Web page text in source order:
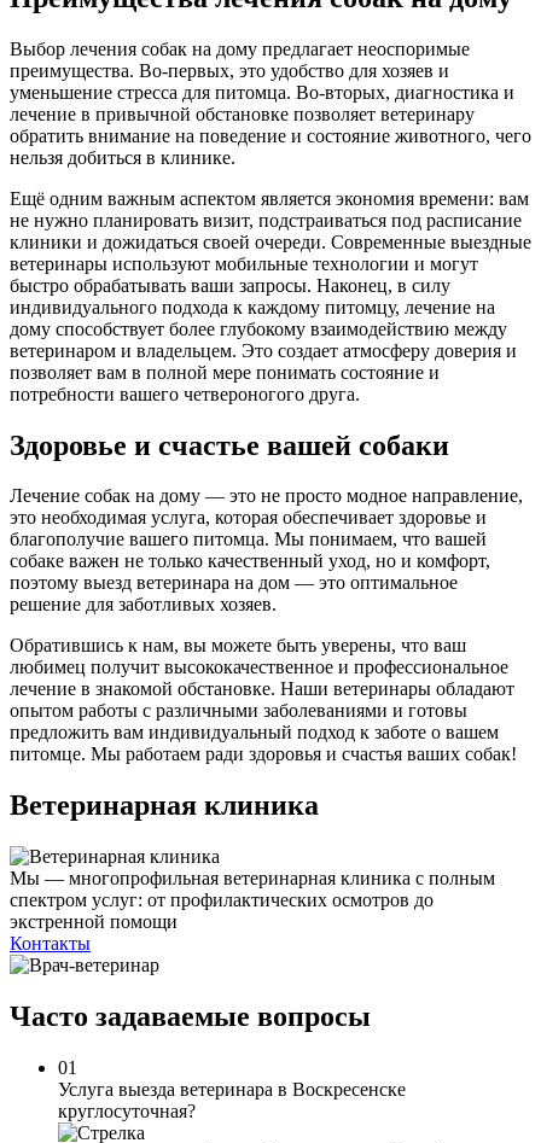
Выбор лечения собак на дому предлагает неоспоримые
преимущества. Во-первых, это удобство для хозяев и
уменьшение стресса для питомца. Во-вторых, диагностика и
лечение в привычной обстановке позволяет ветеринару
обратить внимание на поведение и состояние животного, чего
нельзя добиться в клинике.
Ещё одним важным аспектом является экономия времени: вам
не нужно планировать визит, подстраиваться под расписание
клиники и дожидаться своей очереди. Современные выездные
ветеринары используют мобильные технологии и могут
быстро обрабатывать ваши запросы. Наконец, в силу
индивидуального подхода к каждому питомцу, лечение на
дому способствует более глубокому взаимодействию между
ветеринаром и владельцем. Это создает атмосферу доверия и
позволяет вам в полной мере понимать состояние и
потребности вашего четвероногого друга.
Здоровье и счастье вашей собаки
Лечение собак на дому — это не просто модное направление,
это необходимая услуга, которая обеспечивает здоровье и
благополучие вашего питомца. Мы понимаем, что вашей
собаке важен не только качественный уход, но и комфорт,
поэтому выезд ветеринара на дом — это оптимальное
решение для заботливых хозяев.
Обратившись к нам, вы можете быть уверены, что ваш
любимец получит высококачественное и профессиональное
лечение в знакомой обстановке. Наши ветеринары обладают
опытом работы с различными заболеваниями и готовы
предложить вам индивидуальный подход к заботе о вашем
питомце. Мы работаем ради здоровья и счастья ваших собак!
Ветеринарная клиника
Мы — многопрофильная ветеринарная клиника с полным
спектром услуг: от профилактических осмотров до
экстренной помощи
Контакты
Часто задаваемые вопросы
01
Услуга выезда ветеринара в Воскресенске
круглосуточная?